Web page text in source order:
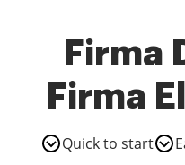
Firma
Firma
Quick to start